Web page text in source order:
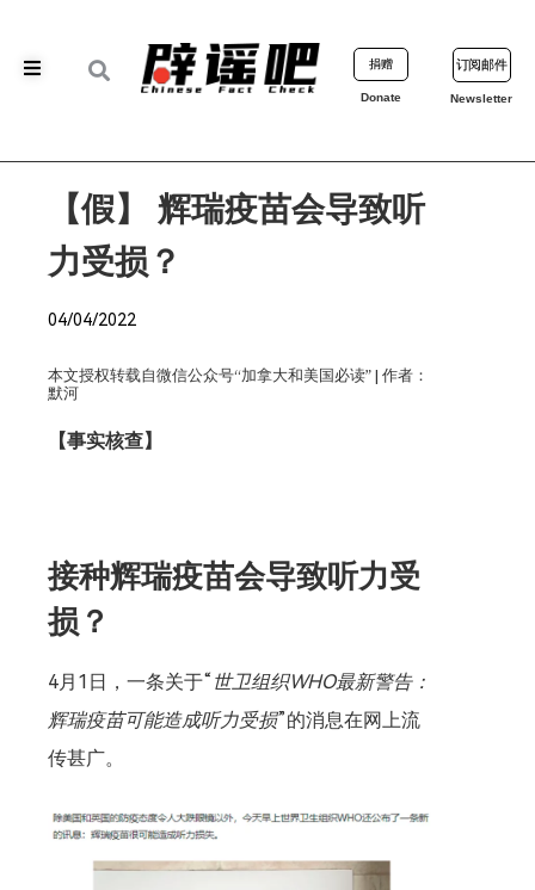
捐赠
Donate
订阅邮件
Newsletter
【假】 辉瑞疫苗会导致听
力受损？
04/04/2022
本文授权转载自微信公众号“加拿大和美国必读” | 作者：
默河
【事实核查】
接种辉瑞疫苗会导致听力受
损？
4月1日，一条关于“ 世卫组织WHO最新警告：
辉瑞疫苗可能造成听力受损”的消息在网上流
传甚广。